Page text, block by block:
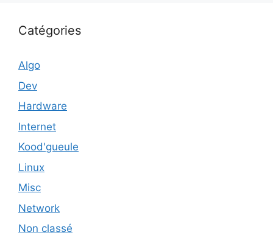
Catégories
Algo
Dev
Hardware
Internet
Kood'gueule
Linux
Misc
Network
Non classé